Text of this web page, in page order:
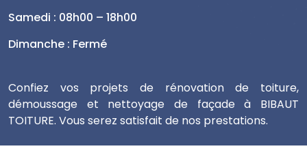
Samedi : 08h00 – 18h00
Dimanche : Fermé
Confiez vos projets de rénovation de toiture,
démoussage et nettoyage de façade à BIBAUT
TOITURE. Vous serez satisfait de nos prestations.